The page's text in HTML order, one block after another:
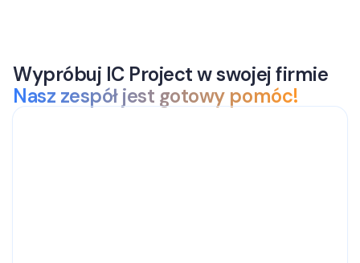
Wypróbuj IC Project w swojej firmie
Nasz zespół jest gotowy pomóc!